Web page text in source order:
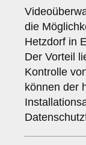
die
Hetzdorf in
Der Vorteil
Kontrolle
können der